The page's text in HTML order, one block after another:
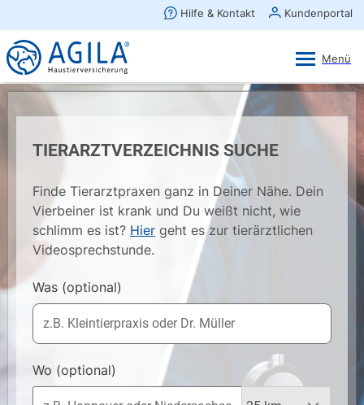
TIERARZTVERZEICHNIS SUCHE
Finde Tierarztpraxen ganz in Deiner Nähe. Dein
Vierbeiner ist krank und Du weißt nicht, wie
schlimm es ist? Hier geht es zur tierärztlichen
Videosprechstunde.
Was (optional)
Wo (optional)
×
AGILA Kunden-App
Gratis - Im Play Store laden
Ansehen